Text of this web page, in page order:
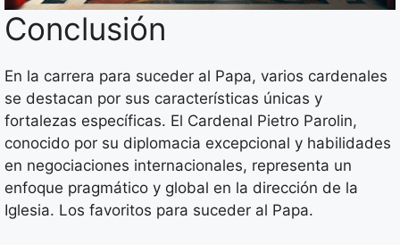
Conclusión
En la carrera para suceder al Papa, varios cardenales
se destacan por sus características únicas y
fortalezas específicas. El Cardenal Pietro Parolin,
conocido por su diplomacia excepcional y habilidades
en negociaciones internacionales, representa un
enfoque pragmático y global en la dirección de la
Iglesia. Los favoritos para suceder al Papa.